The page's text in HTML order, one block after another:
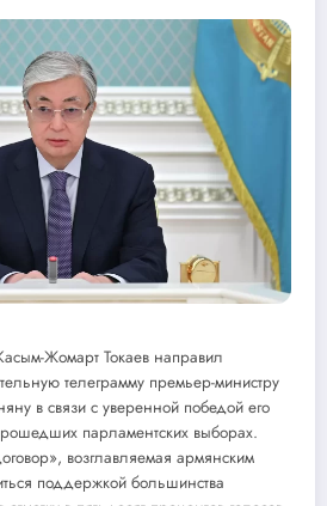
Жомарт Токаев направил
телеграмму премьер-министру
в связи с уверенной победой его
парламентских выборах.
возглавляемая армянским
поддержкой большинства